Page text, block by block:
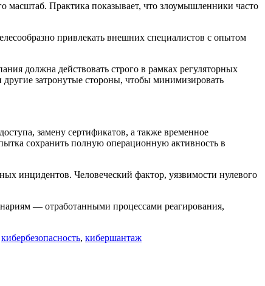
масштаб. Практика показывает, что злоумышленники часто
привлекать внешних специалистов с опытом
должна действовать строго в рамках регуляторных
затронутые стороны, чтобы минимизировать
замену сертификатов, а также временное
сохранить полную операционную активность в
инцидентов. Человеческий фактор, уязвимости нулевого
— отработанными процессами реагирования,
кибербезопасность, кибершантаж